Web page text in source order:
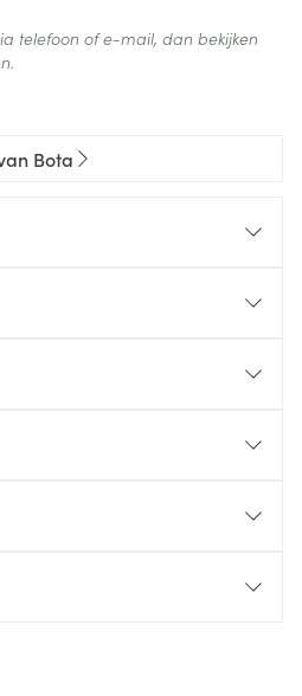
telefoon of e-mail, dan bekijken
Bota